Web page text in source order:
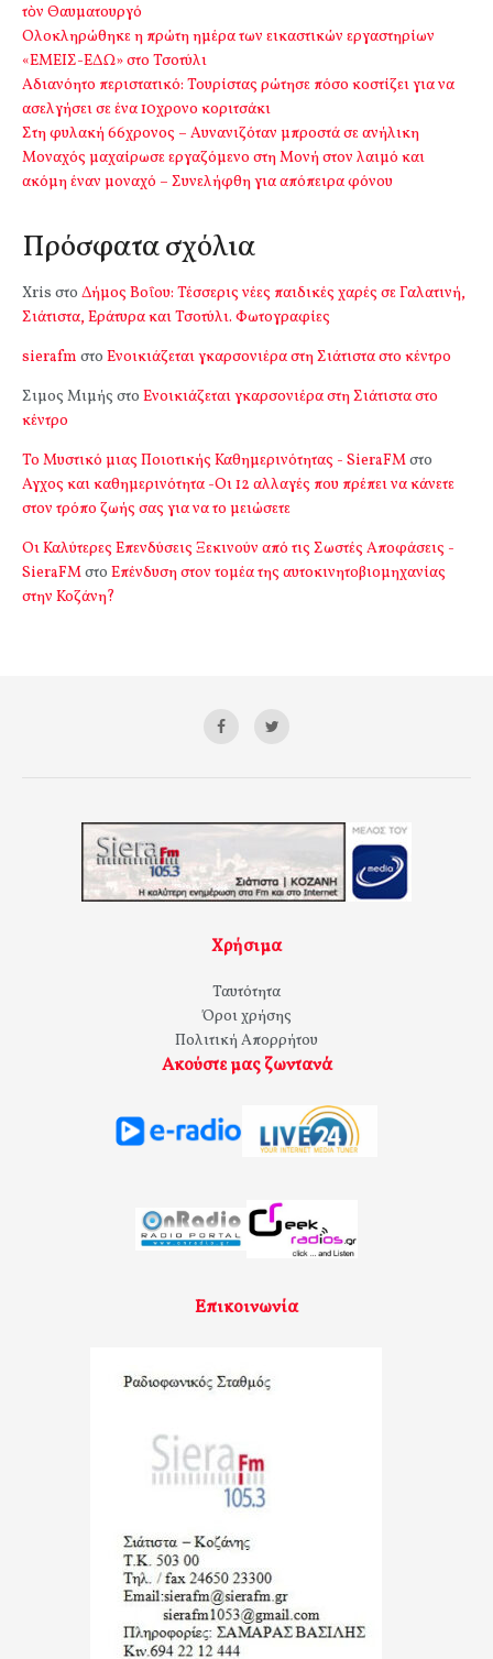
τὸν Θαυματουργό
Ολοκληρώθηκε η πρώτη ημέρα των εικαστικών εργαστηρίων
«ΕΜΕΙΣ-ΕΔΩ» στο Τσοτύλι
Αδιανόητο περιστατικό: Τουρίστας ρώτησε πόσο κοστίζει για να
ασελγήσει σε ένα 10χρονο κοριτσάκι
Στη φυλακή 66χρονος – Αυνανιζόταν μπροστά σε ανήλικη
Μοναχός μαχαίρωσε εργαζόμενο στη Μονή στον λαιμό και
ακόμη έναν μοναχό – Συνελήφθη για απόπειρα φόνου
Πρόσφατα σχόλια
Xris στο Δήμος Βοΐου: Τέσσερις νέες παιδικές χαρές σε Γαλατινή,
Σιάτιστα, Εράτυρα και Τσοτύλι. Φωτογραφίες
sierafm στο Ενοικιάζεται γκαρσονιέρα στη Σιάτιστα στο κέντρο
Σιμος Μιμής στο Ενοικιάζεται γκαρσονιέρα στη Σιάτιστα στο
κέντρο
Το Μυστικό μιας Ποιοτικής Καθημερινότητας - SieraFMστο
Αγχος και καθημερινότητα -Οι 12 αλλαγές που πρέπει να κάνετε
στον τρόπο ζωής σας για να το μειώσετε
Οι Καλύτερες Επενδύσεις Ξεκινούν από τις Σωστές Αποφάσεις -
SieraFMστο Επένδυση στον τομέα της αυτοκινητοβιομηχανίας
στην Κοζάνη?
Χρήσιμα
Ταυτότητα
Όροι χρήσης
Πολιτική Απορρήτου
Ακούστε μας ζωντανά
Επικοινωνία